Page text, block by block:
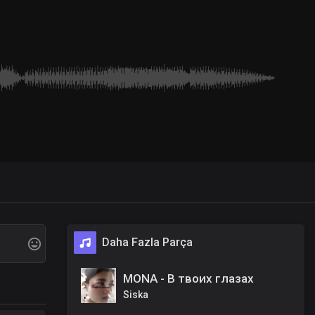
Daha Fazla Parça
MONA - В твоих глазах
Siska